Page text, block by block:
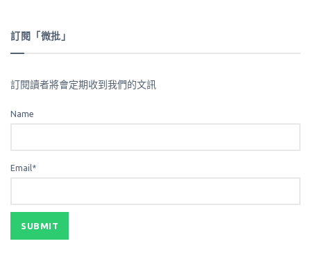
訂閱「微批」
訂閱讀者將會定期收到我們的文訊
Name
Email*